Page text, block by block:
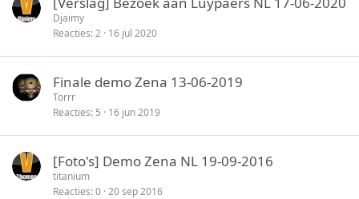
Djaimy
Reacties 2 16 jul 2020
Finale demo Zena 13-06-2019
Torrr
Reacties 5 16 jun 2019
[Foto's] Demo Zena NL 19-09-2016
titanium
Reacties 0 20 sep 2016